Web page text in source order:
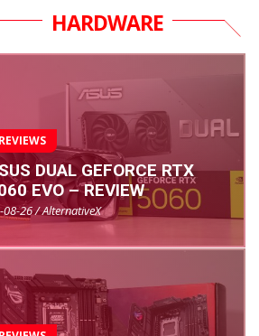
HARDWARE
REVIEWS
DUAL GEFORCE RTX
EVO – REVIEW
08-26 / AlternativeX